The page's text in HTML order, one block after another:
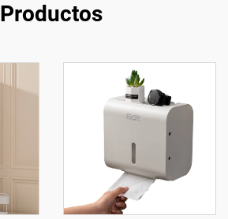
Productos